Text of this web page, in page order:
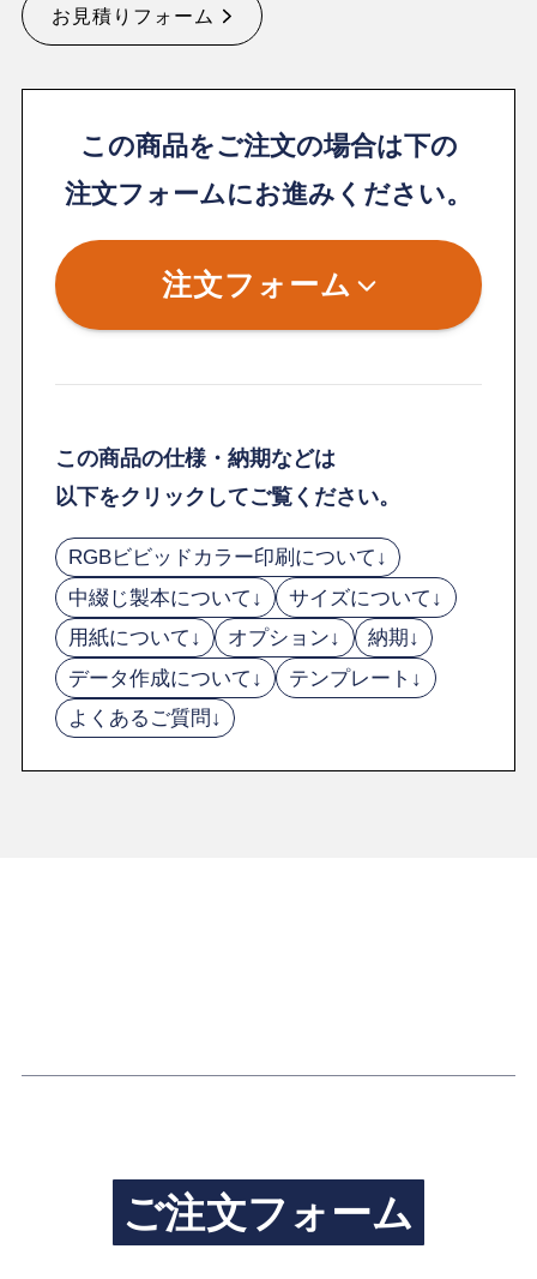
お見積りフォーム
この商品をご注文の場合は下の
注文フォームにお進みください。
注文フォーム
この商品の仕様・納期などは
以下をクリックしてご覧ください。
RGBビビッドカラー印刷について↓
中綴じ製本について↓
サイズについて↓
用紙について↓
オプション↓
納期↓
データ作成について↓
テンプレート↓
よくあるご質問↓
ご注文フォーム